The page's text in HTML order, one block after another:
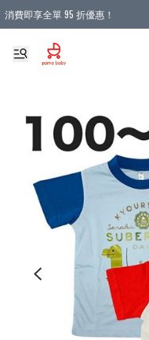
消費即享全單 95 折優惠！
購物滿 HKD 900.00即享免運費優